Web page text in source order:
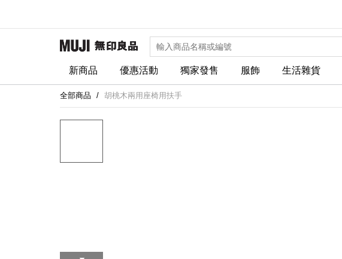
新商品 優惠活動 獨家發售 服飾 生活雜貨
全部商品 胡桃木兩用座椅用扶手